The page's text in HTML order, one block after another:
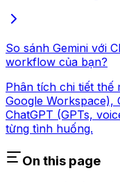
So sánh Gemini với
workflow của bạn?
Phân tích chi tiết thế
Google Workspace),
ChatGPT (GPTs,
từng tình huống.
On this page